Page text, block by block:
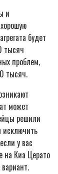
и
будет
тысяч
проблем,
тысяч.
может
решили
исключить
у вас
на Киа Церато